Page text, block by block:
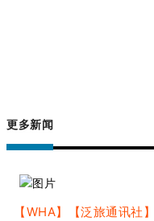
更多新闻
【WHA】【泛旅通讯社